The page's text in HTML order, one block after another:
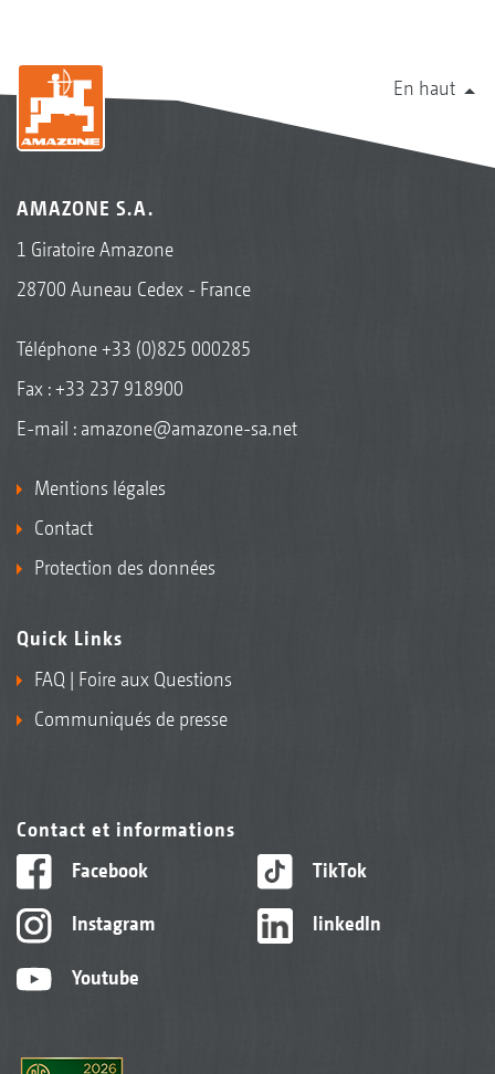
En haut
AMAZONE S.A.
1 Giratoire Amazone
28700 Auneau Cedex - France
Téléphone+33 (0)825 000285
Fax : +33 237 918900
E-mail : amazone@amazone-sa.net
Mentions légales
Contact
Protection des données
Quick Links
FAQ | Foire aux Questions
Communiqués de presse
Contact et informations
Facebook
Instagram
Youtube
TikTok
linkedIn